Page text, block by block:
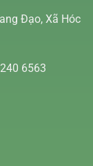
Đạo, Xã Hóc
6563